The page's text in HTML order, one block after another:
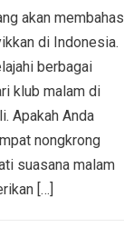
akan membahas
di Indonesia.
berbagai
klub malam di
Apakah Anda
nongkrong
suasana malam
[…]